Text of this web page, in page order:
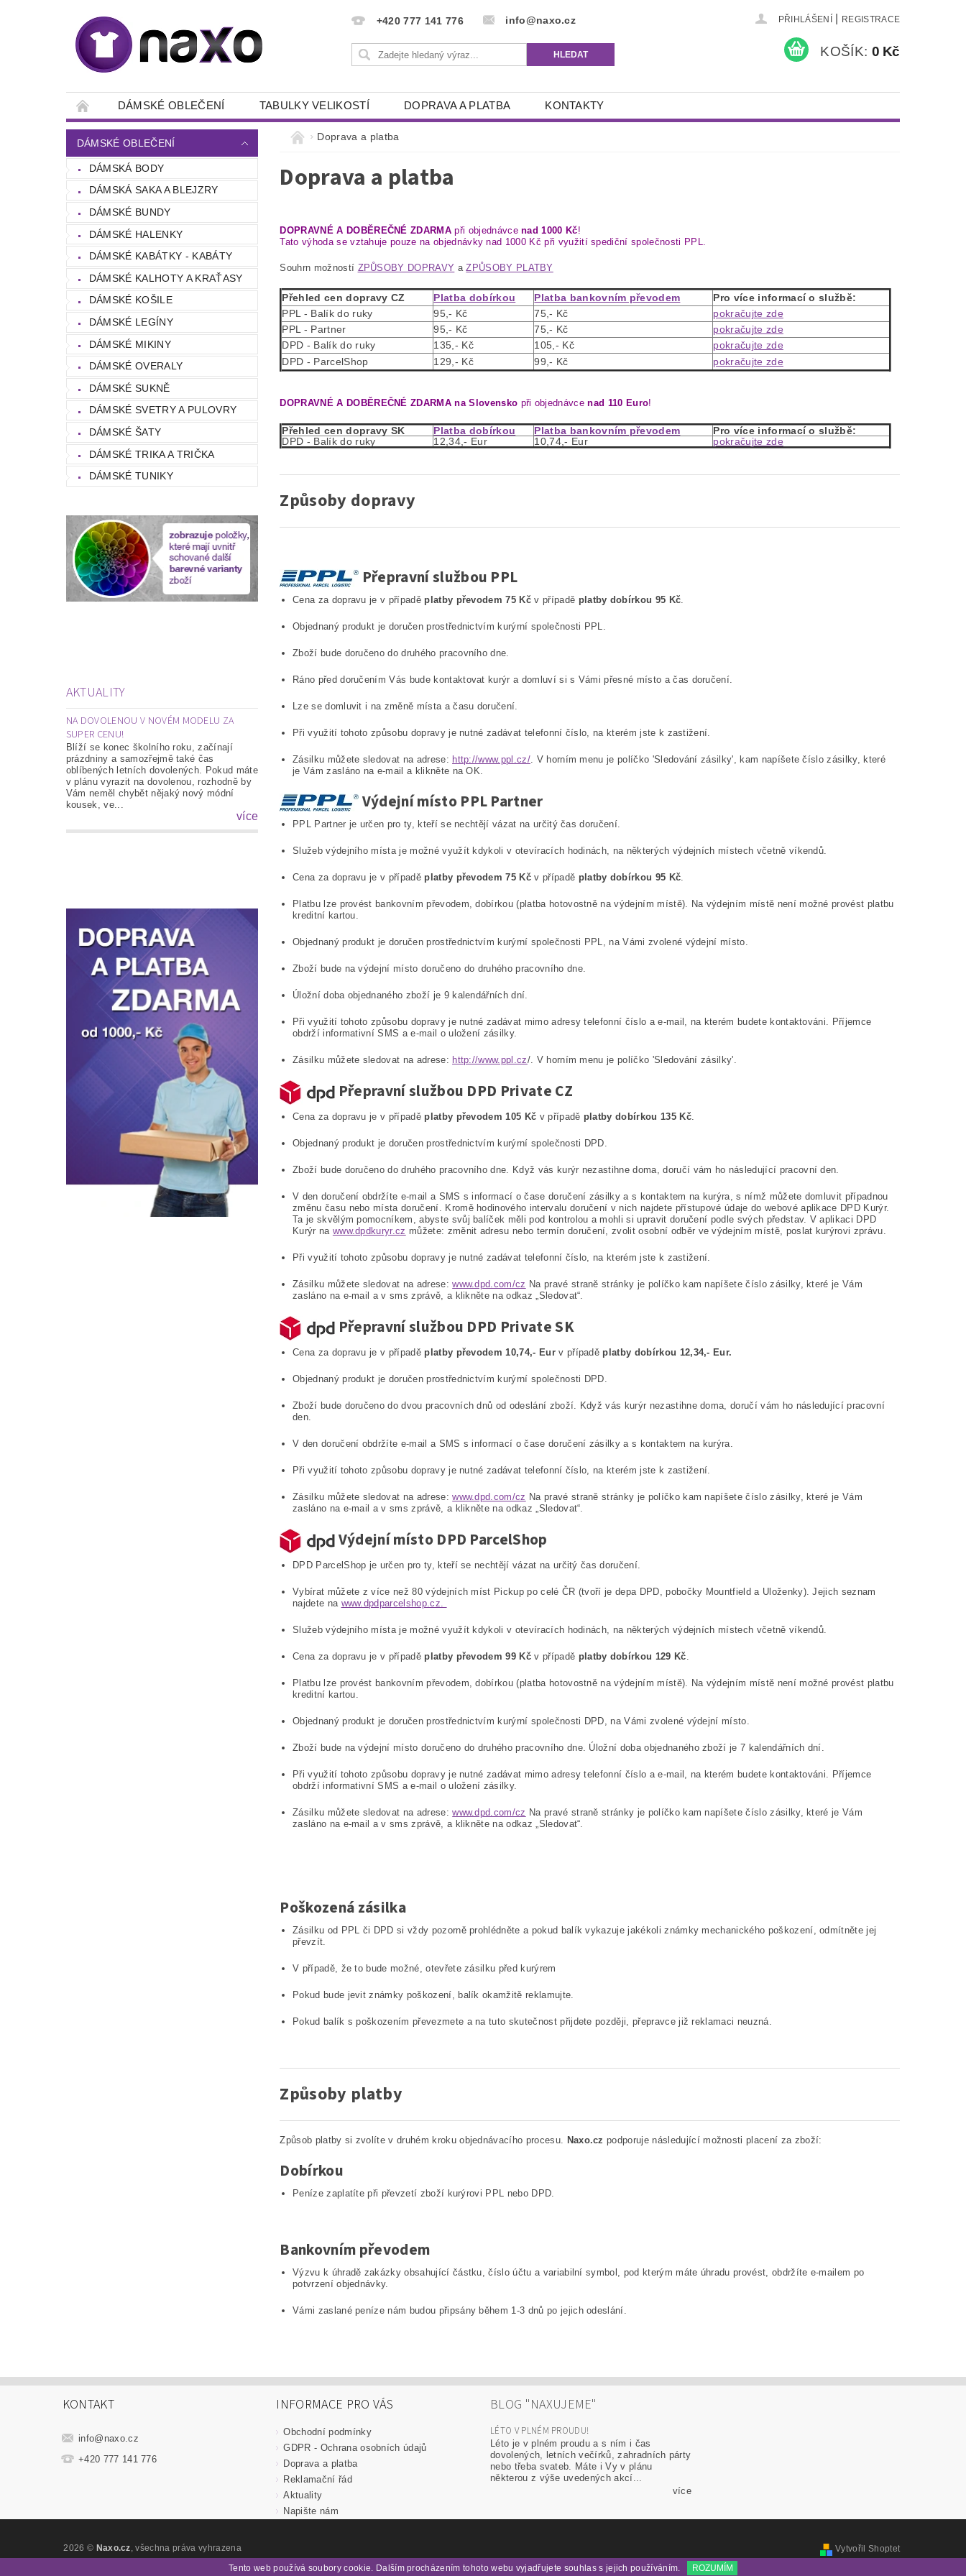
+420 777 141 776 info@naxo.cz PŘIHLÁŠENÍ REGISTRACE
KOŠÍK: 0 Kč
DÁMSKÉ OBLEČENÍ TABULKY VELIKOSTÍ DOPRAVA A PLATBA KONTAKTY
DÁMSKÉ OBLEČENÍ
DÁMSKÁ BODY
DÁMSKÁ SAKA A BLEJZRY
DÁMSKÉ BUNDY
DÁMSKÉ HALENKY
DÁMSKÉ KABÁTKY - KABÁTY
DÁMSKÉ KALHOTY A KRAŤASY
DÁMSKÉ KOŠILE
DÁMSKÉ LEGÍNY
DÁMSKÉ MIKINY
DÁMSKÉ OVERALY
DÁMSKÉ SUKNĚ
DÁMSKÉ SVETRY A PULOVRY
DÁMSKÉ ŠATY
DÁMSKÉ TRIKA A TRIČKA
DÁMSKÉ TUNIKY
AKTUALITY
NA DOVOLENOU V NOVÉM MODELU ZA
SUPER CENU!
Blíží se konec školního roku, začínají
prázdniny a samozřejmě také čas
oblíbených letních dovolených. Pokud máte
v plánu vyrazit na dovolenou, rozhodně by
Vám neměl chybět nějaký nový módní
kousek, ve...
více
Doprava a platba
Doprava a platba
DOPRAVNÉ A DOBĚREČNÉ ZDARMA při objednávcenad 1000 Kč!
Tato výhoda se vztahuje pouze na objednávky nad 1000 Kč při využití spediční společnosti PPL.
Souhrn možností ZPŮSOBY DOPRAVY aZPŮSOBY PLATBY
Přehled cen dopravy CZ Platba dobírkou Platba bankovním převodem
Pro více informací o službě:
PPL - Balík do ruky
95,- Kč 75,- Kč
pokračujte zde
PPL - Partner
95,- Kč 75,- Kč
pokračujte zde
DPD - Balík do ruky
135,- Kč 105,- Kč
pokračujte zde
DPD - ParcelShop
129,- Kč 99,- Kč pokračujte zde
DOPRAVNÉ A DOBĚREČNÉ ZDARMA na Slovensko při objednávcenad 110 Euro!
Přehled cen dopravy SK Platba dobírkou Platba bankovním převodem
Pro více informací o službě:
DPD - Balík do ruky
12,34,- Eur 10,74,- Eur pokračujte zde
Způsoby dopravy
Přepravní službou PPL
Cena za dopravu je v případěplatby převodem 75 Kč v případě platby dobírkou 95 Kč.
Objednaný produkt je doručen prostřednictvím kurýrní společnosti PPL.
Zboží bude doručeno do druhého pracovního dne.
Ráno před doručením Vás bude kontaktovat kurýr a domluví si s Vámi přesné místo a čas doručení.
Lze se domluvit i na změně místa a času doručení.
Při využití tohoto způsobu dopravy je nutné zadávat telefonní číslo, na kterém jste k zastižení.
Zásilku můžete sledovat na adrese: http://www.ppl.cz/. V horním menu je políčko 'Sledování zásilky', kam napíšete číslo zásilky, které
je Vám zasláno na e-mail a klikněte na OK.
Výdejní místo PPL Partner
PPL Partner je určen pro ty, kteří se nechtějí vázat na určitý čas doručení.
Služeb výdejního místa je možné využít kdykoli v otevíracích hodinách, na některých výdejních místech včetně víkendů.
Cena za dopravu je v případě platby převodem 75 Kč v případě platby dobírkou 95 Kč.
Platbu lze provést bankovním převodem, dobírkou (platba hotovostně na výdejním místě). Na výdejním místě není možné provést platbu
kreditní kartou.
Objednaný produkt je doručen prostřednictvím kurýrní společnosti PPL, na Vámi zvolené výdejní místo.
Zboží bude na výdejní místo doručeno do druhého pracovního dne.
Úložní doba objednaného zboží je 9 kalendářních dní.
Při využití tohoto způsobu dopravy je nutné zadávat mimo adresy telefonní číslo a e-mail, na kterém budete kontaktováni. Příjemce
obdrží informativní SMS a e-mail o uložení zásilky.
Zásilku můžete sledovat na adrese: http://www.ppl.cz/. V horním menu je políčko 'Sledování zásilky'.
Přepravní službou DPD Private CZ
Cena za dopravu je v případě platby převodem 105 Kč v případě platby dobírkou 135 Kč.
Objednaný produkt je doručen prostřednictvím kurýrní společnosti DPD.
Zboží bude doručeno do druhého pracovního dne. Když vás kurýr nezastihne doma, doručí vám ho následující pracovní den.
V den doručení obdržíte e-mail a SMS s informací o čase doručení zásilky a s kontaktem na kurýra, s nímž můžete domluvit případnou
změnu času nebo místa doručení. Kromě hodinového intervalu doručení v nich najdete přístupové údaje do webové aplikace DPD Kurýr.
Ta je skvělým pomocníkem, abyste svůj balíček měli pod kontrolou a mohli si upravit doručení podle svých představ. V aplikaci DPD
Kurýr na www.dpdkuryr.cz můžete: změnit adresu nebo termín doručení, zvolit osobní odběr ve výdejním místě, poslat kurýrovi zprávu.
Při využití tohoto způsobu dopravy je nutné zadávat telefonní číslo, na kterém jste k zastižení.
Zásilku můžete sledovat na adrese:www.dpd.com/cz Na pravé straně stránky je políčko kam napíšete číslo zásilky, které je Vám
zasláno na e-mail a v sms zprávě, a klikněte na odkaz „Sledovat“.
Přepravní službou DPD Private SK
Cena za dopravu je v případě platby převodem 10,74,- Eurv případě platby dobírkou 12,34,- Eur.
Objednaný produkt je doručen prostřednictvím kurýrní společnosti DPD.
Zboží bude doručeno do dvou pracovních dnů od odeslání zboží. Když vás kurýr nezastihne doma, doručí vám ho následující pracovní
den.
V den doručení obdržíte e-mail a SMS s informací o čase doručení zásilky a s kontaktem na kurýra.
Při využití tohoto způsobu dopravy je nutné zadávat telefonní číslo, na kterém jste k zastižení.
Zásilku můžete sledovat na adrese:www.dpd.com/cz Na pravé straně stránky je políčko kam napíšete číslo zásilky, které je Vám
zasláno na e-mail a v sms zprávě, a klikněte na odkaz „Sledovat“.
Výdejní místo DPD ParcelShop
DPD ParcelShop je určen pro ty, kteří se nechtějí vázat na určitý čas doručení.
Vybírat můžete z více než 80 výdejních míst Pickup po celé ČR (tvoří je depa DPD, pobočky Mountfield a Uloženky). Jejich seznam
najdete na www.dpdparcelshop.cz.
Služeb výdejního místa je možné využít kdykoli v otevíracích hodinách, na některých výdejních místech včetně víkendů.
Cena za dopravu je v případě platby převodem 99 Kč v případě platby dobírkou 129 Kč.
Platbu lze provést bankovním převodem, dobírkou (platba hotovostně na výdejním místě). Na výdejním místě není možné provést platbu
kreditní kartou.
Objednaný produkt je doručen prostřednictvím kurýrní společnosti DPD, na Vámi zvolené výdejní místo.
Zboží bude na výdejní místo doručeno do druhého pracovního dne. Úložní doba objednaného zboží je 7 kalendářních dní.
Při využití tohoto způsobu dopravy je nutné zadávat mimo adresy telefonní číslo a e-mail, na kterém budete kontaktováni. Příjemce
obdrží informativní SMS a e-mail o uložení zásilky.
Zásilku můžete sledovat na adrese:www.dpd.com/cz Na pravé straně stránky je políčko kam napíšete číslo zásilky, které je Vám
zasláno na e-mail a v sms zprávě, a klikněte na odkaz „Sledovat“.
Poškozená zásilka
Zásilku od PPL či DPD si vždy pozorně prohlédněte a pokud balík vykazuje jakékoli známky mechanického poškození, odmítněte jej
převzít.
V případě, že to bude možné, otevřete zásilku před kurýrem
Pokud bude jevit známky poškození, balík okamžitě reklamujte.
Pokud balík s poškozením převezmete a na tuto skutečnost přijdete později, přepravce již reklamaci neuzná.
Způsoby platby
Způsob platby si zvolíte v druhém kroku objednávacího procesu. Naxo.cz podporuje následující možnosti placení za zboží:
Dobírkou
Peníze zaplatíte při převzetí zboží kurýrovi PPL nebo DPD.
Bankovním převodem
Výzvu k úhradě zakázky obsahující částku, číslo účtu a variabilní symbol, pod kterým máte úhradu provést, obdržíte e-mailem po
potvrzení objednávky.
Vámi zaslané peníze nám budou připsány během 1-3 dnů po jejich odeslání.
KONTAKT
info@ naxo.cz
+420 777 141 776
INFORMACE PRO VÁS
Obchodní podmínky
GDPR - Ochrana osobních údajů
Doprava a platba
Reklamační řád
Aktuality
Napište nám
BLOG "NAXUJEME"
LÉTO V PLNÉM PROUDU!
Léto je v plném proudu a s ním i čas
dovolených, letních večírků, zahradních párty
nebo třeba svateb. Máte i Vy v plánu
některou z výše uvedených akcí...
více
2026 © Naxo.cz, všechna práva vyhrazena
Vytvořil Shoptet
Tento web používá soubory cookie. Dalším procházením tohoto webu vyjadřujete souhlas s jejich používáním.
ROZUMÍM